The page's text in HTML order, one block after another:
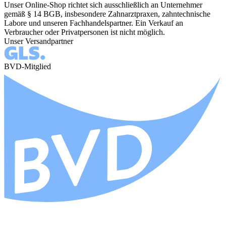
Unser Online-Shop richtet sich ausschließlich an Unternehmer
gemäß § 14 BGB, insbesondere Zahnarztpraxen, zahntechnische
Labore und unseren Fachhandelspartner. Ein Verkauf an
Verbraucher oder Privatpersonen ist nicht möglich.
Unser Versandpartner
BVD-Mitglied